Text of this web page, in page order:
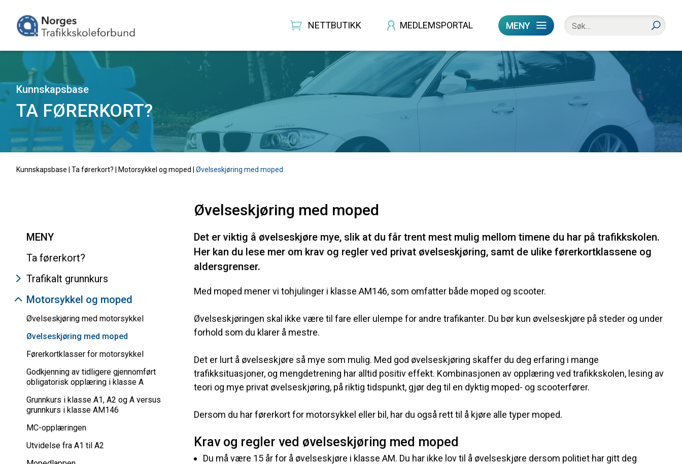
MENY
NETTBUTIKK MEDLEMSPORTAL
Kunnskapsbase
TA FØRERKORT?
Kunnskapsbase | Ta førerkort? Motorsykkel og moped Øvelseskjøring med moped
Øvelseskjøring med moped
Det er viktig å øvelseskjøre mye, slik at du får trent mest mulig mellom timene du har på trafikkskolen.
Her kan du lese mer om krav og regler ved privat øvelseskjøring, samt de ulike førerkortklassene og
aldersgrenser.
Med moped mener vi tohjulinger i klasse AM146, som omfatter både moped og scooter.
Øvelseskjøringen skal ikke være til fare eller ulempe for andre trafikanter. Du bør kun øvelseskjøre på steder og under
forhold som du klarer å mestre.
Det er lurt å øvelseskjøre så mye som mulig. Med god øvelseskjøring skaffer du deg erfaring i mange
trafikksituasjoner, og mengdetrening har alltid positiv effekt. Kombinasjonen av opplæring ved trafikkskolen, lesing av
teori og mye privat øvelseskjøring, på riktig tidspunkt, gjør deg til en dyktig moped- og scooterfører.
Dersom du har førerkort for motorsykkel eller bil, har du også rett til å kjøre alle typer moped.
Krav og regler ved øvelseskjøring med moped
Du må være 15 år for å øvelseskjøre i klasse AM. Du har ikke lov til å øvelseskjøre dersom politiet har gitt deg
MENY
Ta førerkort?
Trafikalt grunnkurs
Motorsykkel og moped
Øvelseskjøring med motorsykkel
Øvelseskjøring med moped
Førerkortklasser for motorsykkel
Godkjenning av tidligere gjennomført
obligatorisk opplæring i klasse A
Grunnkurs i klasse A1, A2 og A versus
grunnkurs i klasse AM146
MC-opplæringen
Utvidelse fra A1 til A2